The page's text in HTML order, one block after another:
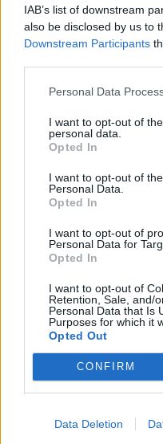
IAB’s list of downstream
also be disclosed by us to
Downstream Participants
Personal Data
I want to opt-out of
personal data.
Opted In
I want to opt-out of
Personal Data.
Opted In
I want to opt-out of
Personal Data for
Opted In
I want to opt-out of
Retention, Sale, and/
Personal Data that Is
Purposes for which it
Opted Out
CONFIRM
Data Deletion
ΡΟΗ ΕΙΔΗΣΕΩΝ
Τ. Θεοδωρικάκος:
καθεστώς για την
07/08/2026 - 09:39 ΠΟΛΙΤΙΚΗ
Νέα στρατηγική
07/08/2026 - 09:22 ΠΟΛΙΤΙΚΗ
πυροβολισμούς σε
07/08/2026 - 09:11
Πειραιάς:
του Αυγούστου
07/08/2026 - 08:54
Υψηλός κίνδυνος
Κρήτη, Πελοπόννησο,
Άνοδος του πετρελαίου